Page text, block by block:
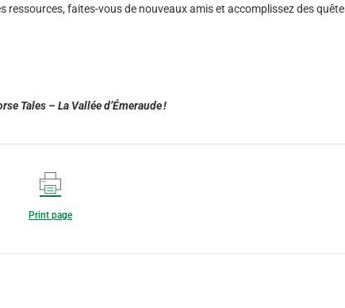
ressources, faites-vous de nouveaux amis et accomplissez des
Tales – La Vallée d’Émeraude!
Print page